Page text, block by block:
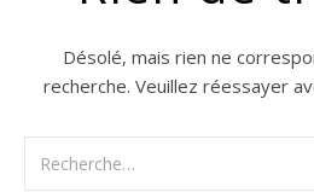
Désolé, mais rien ne
recherche. Veuillez réessayer